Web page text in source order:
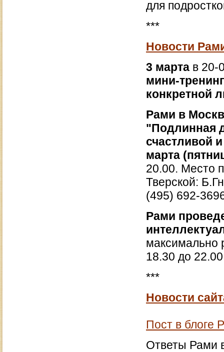
для
***
Новости
3 марта в 20-
мини-
конкретной
Рами в
"Подлинная
счастливой
марта
20.00. Место
Тверской:
(495) 692-
Рами
максимально
18.30 до
***
Новости
Пост в блоге
Ответы Рами